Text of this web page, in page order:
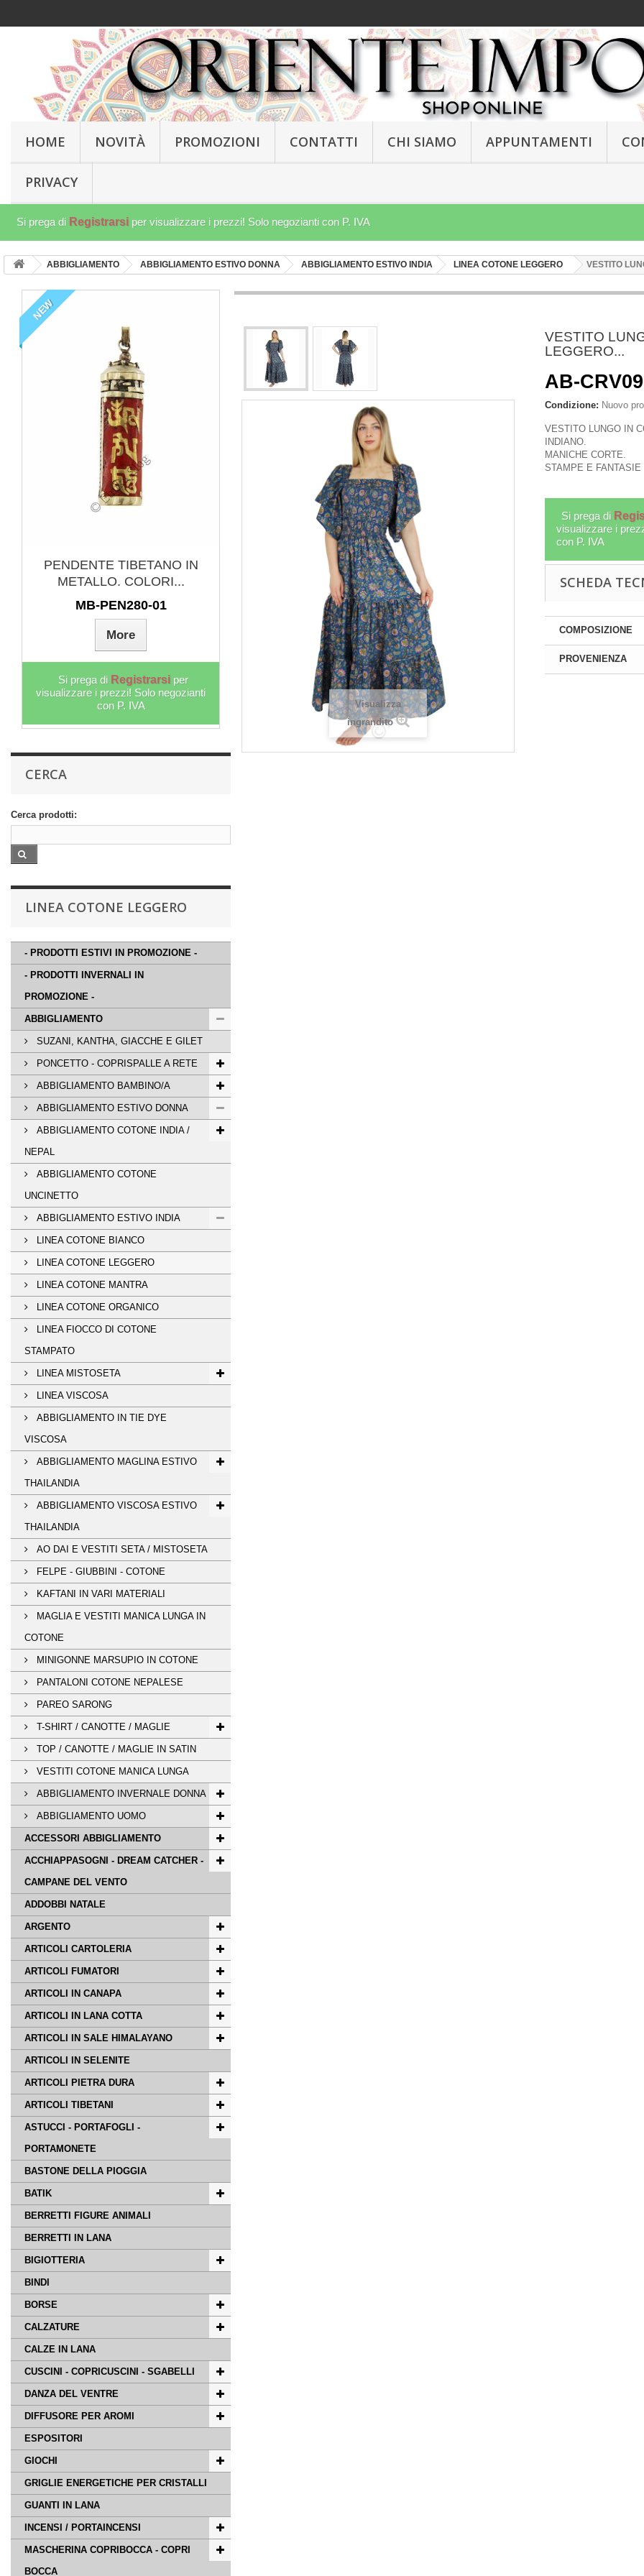
HOME NOVITÀ PROMOZIONI CONTATTI CHI SIAMO APPUNTAMENTI
PRIVACY
Si prega di Registrarsi per visualizzare i prezzi! Solo negozianti con P. IVA
ABBIGLIAMENTO ABBIGLIAMENTO ESTIVO DONNA ABBIGLIAMENTO ESTIVO INDIA LINEA COTONE LEGGERO VESTITO
NEW
PENDENTE TIBETANO IN
METALLO. COLORI...
MB-PEN280-01
More
Si prega di Registrarsi per
visualizzare i prezzi! Solo negozianti
con P. IVA
BUSTO BUDDHA INTAGLIATO
A MANO NEL LEGNO,...
OG-IDX03
More
Si prega di Registrarsi per
visualizzare i prezzi! Solo negozianti
con P. IVA
PORTA INCENSO IN OSSO
INTAGLIATO PER...
PI-TIB59
More
CERCA
Cerca prodotti:
LINEA COTONE LEGGERO
- PRODOTTI ESTIVI IN PROMOZIONE -
- PRODOTTI INVERNALI IN
PROMOZIONE -
ABBIGLIAMENTO
SUZANI, KANTHA, GIACCHE E GILET
PONCETTO - COPRISPALLE A RETE
ABBIGLIAMENTO BAMBINO/A
ABBIGLIAMENTO ESTIVO DONNA
ABBIGLIAMENTO COTONE INDIA /
NEPAL
ABBIGLIAMENTO COTONE
UNCINETTO
ABBIGLIAMENTO ESTIVO INDIA
LINEA COTONE BIANCO
LINEA COTONE LEGGERO
LINEA COTONE MANTRA
LINEA COTONE ORGANICO
LINEA FIOCCO DI COTONE
STAMPATO
LINEA MISTOSETA
LINEA VISCOSA
ABBIGLIAMENTO IN TIE DYE
VISCOSA
ABBIGLIAMENTO MAGLINA ESTIVO
THAILANDIA
ABBIGLIAMENTO VISCOSA ESTIVO
THAILANDIA
AO DAI E VESTITI SETA / MISTOSETA
FELPE - GIUBBINI - COTONE
KAFTANI IN VARI MATERIALI
MAGLIA E VESTITI MANICA LUNGA IN
COTONE
MINIGONNE MARSUPIO IN COTONE
PANTALONI COTONE NEPALESE
PAREO SARONG
T-SHIRT / CANOTTE / MAGLIE
TOP / CANOTTE / MAGLIE IN SATIN
VESTITI COTONE MANICA LUNGA
ABBIGLIAMENTO INVERNALE DONNA
ABBIGLIAMENTO UOMO
ACCESSORI ABBIGLIAMENTO
ACCHIAPPASOGNI - DREAM CATCHER -
CAMPANE DEL VENTO
ADDOBBI NATALE
ARGENTO
ARTICOLI CARTOLERIA
ARTICOLI FUMATORI
ARTICOLI IN CANAPA
ARTICOLI IN LANA COTTA
ARTICOLI IN SALE HIMALAYANO
ARTICOLI IN SELENITE
ARTICOLI PIETRA DURA
ARTICOLI TIBETANI
ASTUCCI - PORTAFOGLI -
PORTAMONETE
BASTONE DELLA PIOGGIA
BATIK
BERRETTI FIGURE ANIMALI
BERRETTI IN LANA
BIGIOTTERIA
BINDI
BORSE
CALZATURE
CALZE IN LANA
CUSCINI - COPRICUSCINI - SGABELLI
DANZA DEL VENTRE
DIFFUSORE PER AROMI
ESPOSITORI
GIOCHI
GRIGLIE ENERGETICHE PER CRISTALLI
GUANTI IN LANA
INCENSI / PORTAINCENSI
MASCHERINA COPRIBOCCA - COPRI
BOCCA
Visualizza
ingrandito
VESTITO
LEGGERO...
AB-CRV09
Condizione: Nuovo
VESTITO LUNGO IN
INDIANO.
MANICHE CORTE.
STAMPE E
Si prega di
visualizzare i
con P. IVA
SCHEDA
COMPOSIZIONE
PROVENIENZA